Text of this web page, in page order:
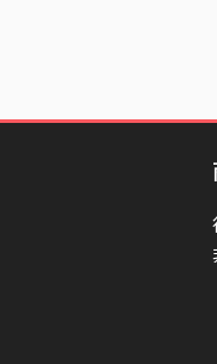
第二
大提
和聲
和聲
配唱
讓我